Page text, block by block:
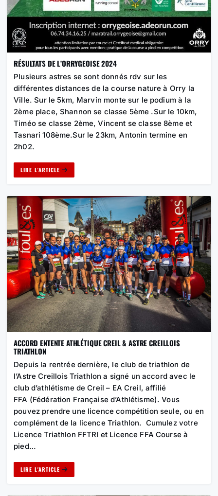
RÉSULTATS DE L’ORRYGEOISE 2024
Plusieurs astres se sont donnés rdv sur les
différentes distances de la course nature à Orry la
Ville. Sur le 5km, Marvin monte sur le podium à la
2ème place, Shannon se classe 5ème .Sur le 10km,
Timéo se classe 2ème, Vincent se classe 8ème et
Tasnari 108ème.Sur le 23km, Antonin termine en
2h02.
LIRE L'ARTICLE
ACCORD ENTENTE ATHLÉTIQUE CREIL & ASTRE CREILLOIS
TRIATHLON
Depuis la rentrée dernière, le club de triathlon de
l’Astre Creillois Triathlon a signé un accord avec le
club d’athlétisme de Creil – EA Creil, affilié
FFA (Fédération Française d’Athlétisme). Vous
pouvez prendre une licence compétition seule, ou en
complément de la licence Triathlon. Cumulez votre
Licence Triathlon FFTRI et Licence FFA Course à
pied…
LIRE L'ARTICLE